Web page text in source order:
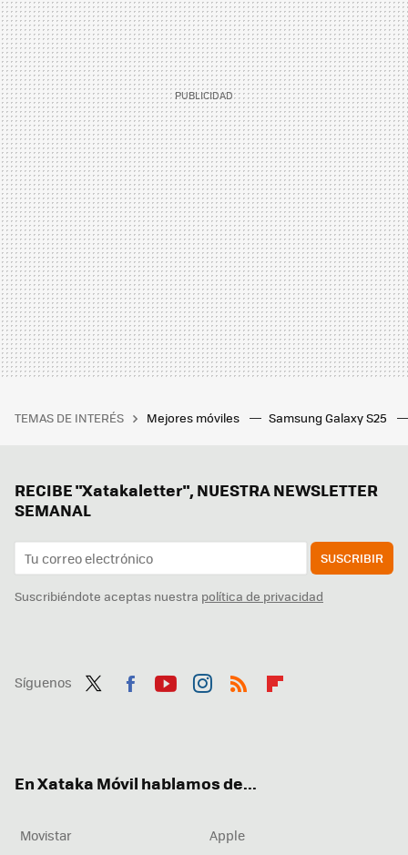
TEMAS DE INTERÉS Mejores móviles Samsung Galaxy S25
RECIBE "Xatakaletter", NUESTRA NEWSLETTER
SEMANAL
SUSCRIBIR
Suscribiéndote aceptas nuestra política de privacidad
Síguenos
En Xataka Móvil hablamos de...
Movistar
Apple